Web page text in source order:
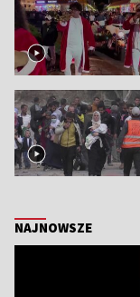
NAJNOWSZE